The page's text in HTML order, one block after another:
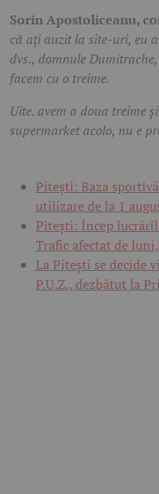
Sorin Apostoliceanu,
că ați auzit la site-uri, eu
dvs., domnule
facem cu o treime.
Uite. avem a doua treime
supermarket acolo, nu e
Pitești: Baza
utilizare de la 1
Pitești: Încep
Trafic afectat de
La Pitești se decide
P.U.Z., dezbătut la